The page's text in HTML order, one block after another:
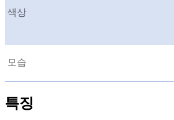
색상
모습
특징